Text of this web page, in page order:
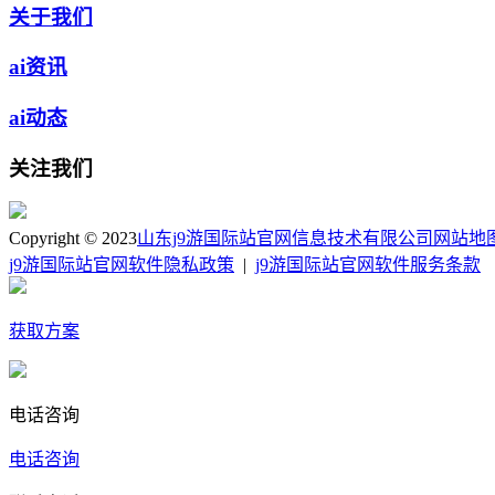
关于我们
ai资讯
ai动态
关注我们
Copyright © 2023山东j9游国际站官网信息技术有限公司 网站地
j9游国际站官网软件隐私政策
j9游国际站官网软件服务条款
获取方案
电话咨询
电话咨询